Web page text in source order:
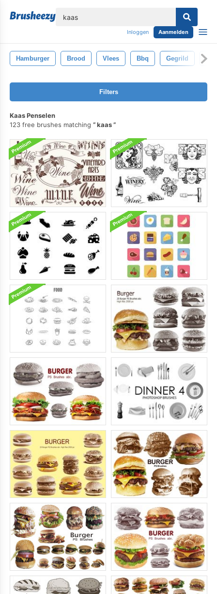
Inloggen Aanmelden
Hamburger Brood Vlees Bbq Gegrild
Filters
Kaas Penselen
123 free brushes matching
kaas